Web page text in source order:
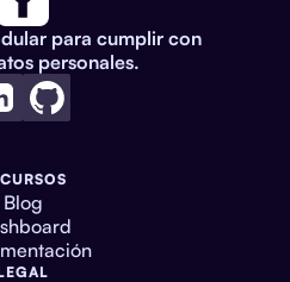
para cumplir con
personales.
Blog